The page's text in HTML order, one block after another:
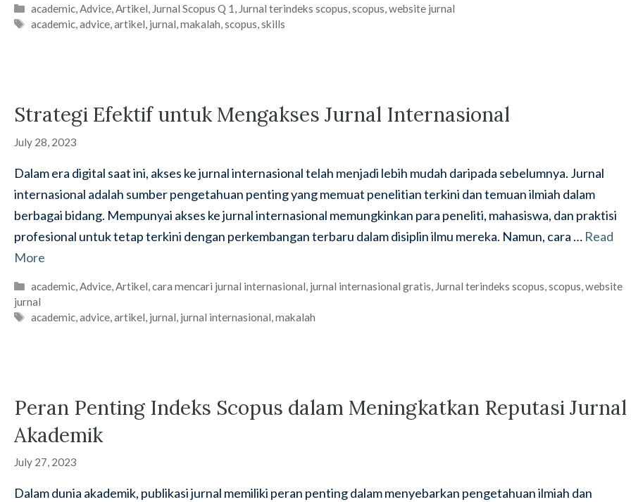
Categories
academic,Advice,Artikel, Jurnal Scopus Q 1, Jurnal terindeks scopus,scopus,website jurnal
Tags
academic,advice,artikel, jurnal,makalah,scopus,skills
Strategi Efektif untuk Mengakses Jurnal Internasional
July 28, 2023
Dalam era digital saat ini, akses ke jurnal internasional telah menjadi lebih mudah daripada sebelumnya. Jurnal
internasional adalah sumber pengetahuan penting yang memuat penelitian terkini dan temuan ilmiah dalam
berbagai bidang. Mempunyai akses ke jurnal internasional memungkinkan para peneliti, mahasiswa, dan praktisi
profesional untuk tetap terkini dengan perkembangan terbaru dalam disiplin ilmu mereka. Namun, cara … Read
More
Categories
academic,Advice,Artikel,cara mencari jurnal internasional, jurnal internasional gratis, Jurnal terindeks scopus,scopus,website
jurnal
Tags
academic,advice,artikel, jurnal, jurnal internasional,makalah
Peran Penting Indeks Scopus dalam Meningkatkan Reputasi Jurnal
Akademik
July 27, 2023
Dalam dunia akademik, publikasi jurnal memiliki peran penting dalam menyebarkan pengetahuan ilmiah dan